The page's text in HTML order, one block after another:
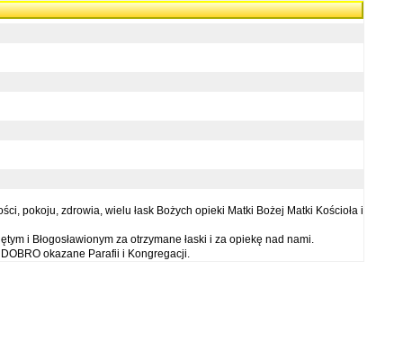
pokoju, zdrowia, wielu łask Bożych opieki Matki Bożej Matki Kościoła i
i Błogosławionym za otrzymane łaski i za opiekę nad nami.
okazane Parafii i Kongregacji.